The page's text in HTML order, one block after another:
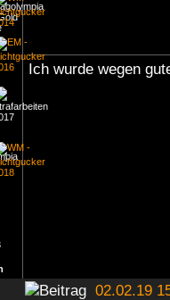
Ich wurde wegen
02.02.19